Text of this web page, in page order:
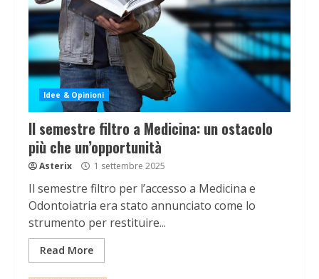
Idee & Opinioni
Il semestre filtro a Medicina: un ostacolo
più che un’opportunità
Asterix 1 settembre 2025
Il semestre filtro per l’accesso a Medicina e
Odontoiatria era stato annunciato come lo
strumento per restituire...
Read More